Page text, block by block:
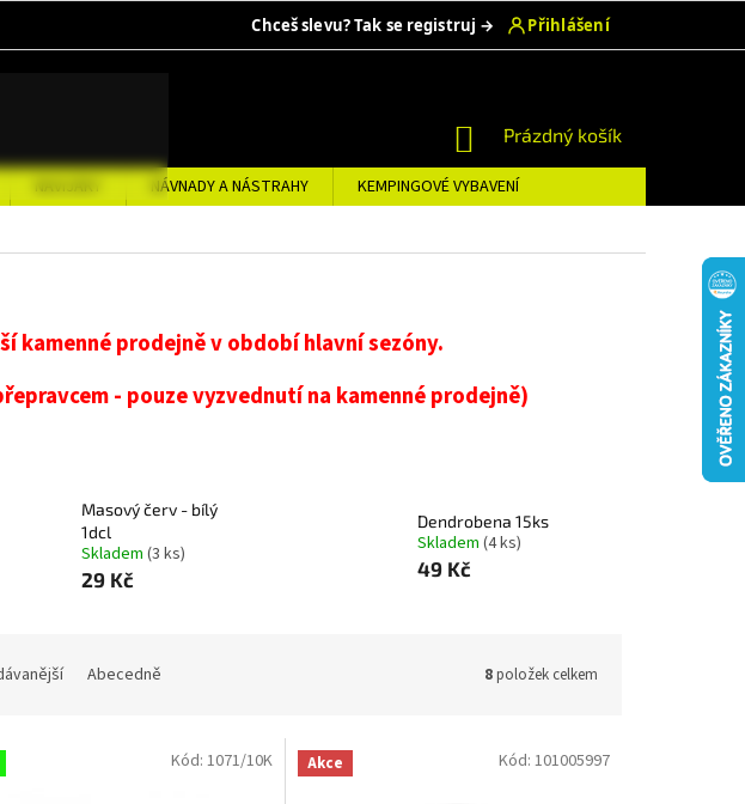
NÁKUPNÍ
KOŠÍK
Prázdný košík
NAVIJÁKY NÁVNADY A NÁSTRAHY
KEMPINGOVÉ VYBAVENÍ
kamenné prodejně v období hlavní sezóny.
- pouze vyzvednutí na kamenné prodejně)
Masový červ - bílý
1dcl
Skladem (3 ks)
29 Kč
Dendrobena 15ks
Skladem (4 ks)
49 Kč
Abecedně 8položek celkem
Kód: 1071/10K Akce Kód: 101005997